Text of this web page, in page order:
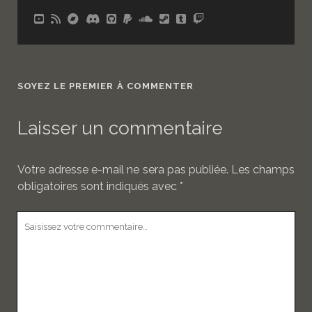
SOYEZ LE PREMIER À COMMENTER
Laisser un commentaire
Votre adresse e-mail ne sera pas publiée. Les champs
obligatoires sont indiqués avec *